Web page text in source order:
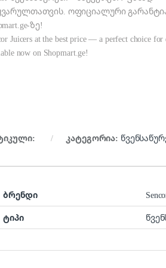
ოფიციალური
ზე!
Juicers at the best price — a perfect choice
now on Shopmart.ge!
კატეგორია:
ბრენდი
ტიპი